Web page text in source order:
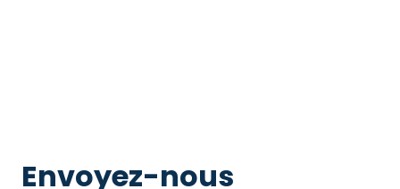
Envoyez-nous